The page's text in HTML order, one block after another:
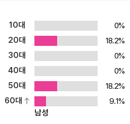
교의 보편주의적 전통과 근대주권의
포퓰리스트 대전략의 대조를 통해
문한다. 자유국제주의에 기반을 둔
비자유주의적-대륙적 근대주권국가
사적 국면에 대해 주권 개념을 중심
서의 향방을 예측해 보는 것이 본 장
에서 새롭게 제기되고 있는 포퓰리
제정치 부상이라는 문제들과 결부된
10대
0%
20대
18.2%
30대
0%
40대
0%
50대
18.2%
60대
9.1%
남성